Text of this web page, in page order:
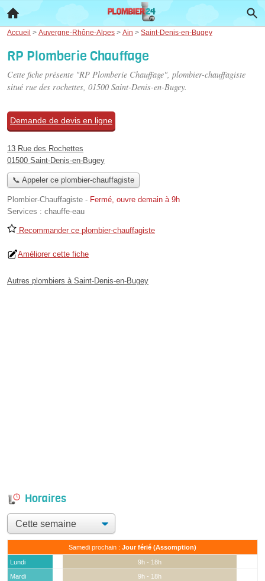
Accueil > Auvergne-Rhône-Alpes > Ain > Saint-Denis-en-Bugey
RP Plomberie Chauffage
Cette fiche présente "RP Plomberie Chauffage", plombier-chauffagiste
situé rue des rochettes, 01500 Saint-Denis-en-Bugey.
Demande de devis en ligne
13 Rue des Rochettes
01500 Saint-Denis-en-Bugey
📞 Appeler ce plombier-chauffagiste
Plombier-Chauffagiste - Fermé, ouvre demain à 9h
Services : chauffe-eau
Recommander ce plombier-chauffagiste
Améliorer cette fiche
Autres plombiers à Saint-Denis-en-Bugey
Horaires
Samedi prochain : Jour férié (Assomption)
Lundi
9h - 18h
Mardi
9h - 18h